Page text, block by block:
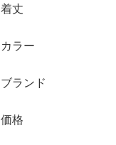
スカート
オールインワン・オーバ
バッグ
シューズ・靴
M
XL
ノースリーブ
半袖
長袖
着丈
ショート丈
ミドル丈
カラー
ブランド
価格